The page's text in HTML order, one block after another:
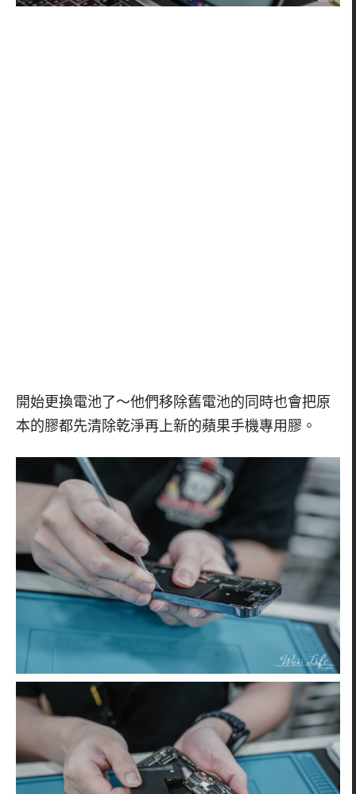
開始更換電池了～他們移除舊電池的同時也會把原
本的膠都先清除乾淨再上新的蘋果手機專用膠。